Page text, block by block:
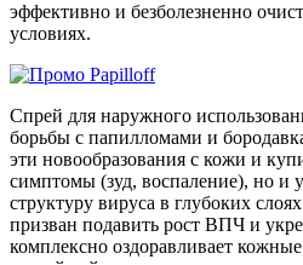
эффективно и безболезненно
условиях.
Спрей для наружного
борьбы с папилломами и
эти новообразования с кожи и
симптомы (зуд, воспаление), но и
структуру вируса в глубоких
призван подавить рост ВПЧ и
комплексно оздоравливает